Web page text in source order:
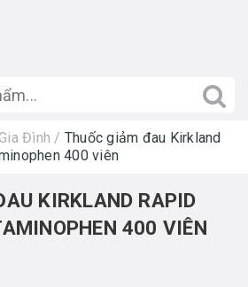
Đình / Thuốc giảm đau Kirkland
400 viên
KIRKLAND RAPID
400 VIÊN